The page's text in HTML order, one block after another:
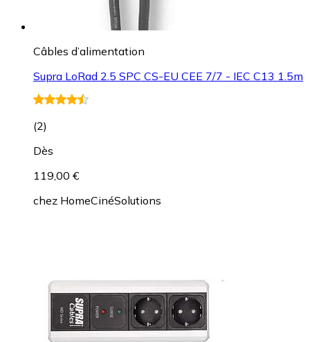
Câbles d’alimentation
Supra LoRad 2.5 SPC CS-EU CEE 7/7 - IEC C13 1.5m
(2)
Dès
119,00 €
chez HomeCinéSolutions